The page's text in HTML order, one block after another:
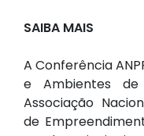
SAIBA MAIS
A Conferência
e Ambientes de
Associação
de